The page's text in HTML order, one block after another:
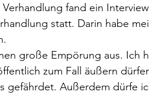
fand ein
statt. Darin habe
große Empörung aus. Ich
zum Fall äußern
gefährdet. Außerdem dürfe